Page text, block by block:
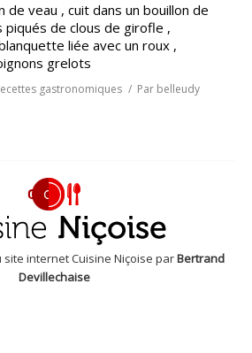
de veau , cuit dans un bouillon de
de clous de girofle ,
liée avec un roux ,
grelots
gastronomiques Par belleudy
internet Cuisine Niçoise parBertrand
Devillechaise